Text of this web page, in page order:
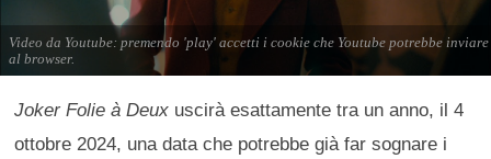
Joker Folie à Deux uscirà esattamente tra un anno, il 4
ottobre 2024, una data che potrebbe già far sognare i